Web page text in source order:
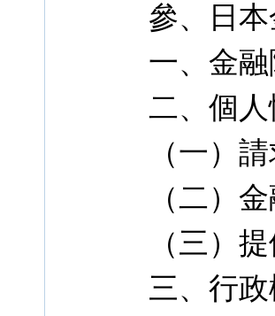
參、日
一、金
二、個
（一）
（二）
（三）
三、行